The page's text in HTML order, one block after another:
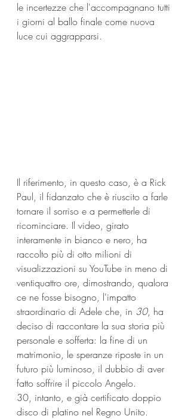
le incertezze che l'accompagnano tutti
i giorni al ballo finale come nuova
luce cui aggrapparsi.
Il riferimento, in questo caso, è a Rick
Paul, il fidanzato che è riuscito a farle
tornare il sorriso e a permetterle di
ricominciare. Il video, girato
interamente in bianco e nero, ha
raccolto più di otto milioni di
visualizzazioni su YouTube in meno di
ventiquattro ore, dimostrando, qualora
ce ne fosse bisogno, l'impatto
straordinario di Adele che, in 30, ha
deciso di raccontare la sua storia più
personale e sofferta: la fine di un
matrimonio, le speranze riposte in un
futuro più luminoso, il dubbio di aver
fatto soffrire il piccolo Angelo.
30, intanto, e già certificato doppio
disco di platino nel Regno Unito.